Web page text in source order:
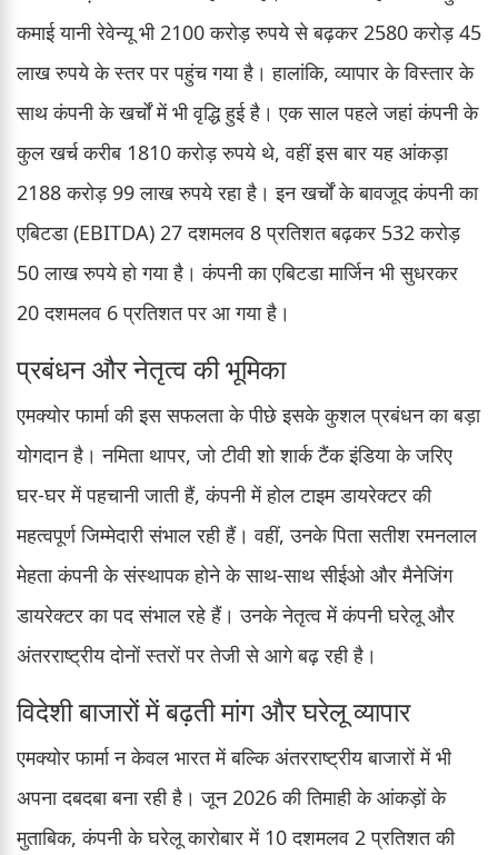
कमाई यानी रेवेन्यू भी 2100 करोड़ रुपये से बढ़कर 2580 करोड़ 45
लाख रुपये के स्तर पर पहुंच गया है। हालांकि, व्यापार के विस्तार के
साथ कंपनी के खर्चों में भी वृद्धि हुई है। एक साल पहले जहां कंपनी के
कुल खर्च करीब 1810 करोड़ रुपये थे, वहीं इस बार यह आंकड़ा
2188 करोड़ 99 लाख रुपये रहा है। इन खर्चों के बावजूद कंपनी का
एबिटडा (EBITDA) 27 दशमलव 8 प्रतिशत बढ़कर 532 करोड़
50 लाख रुपये हो गया है। कंपनी का एबिटडा मार्जिन भी सुधरकर
20 दशमलव 6 प्रतिशत पर आ गया है।
प्रबंधन और नेतृत्व की भूमिका
एमक्योर फार्मा की इस सफलता के पीछे इसके कुशल प्रबंधन का बड़ा
योगदान है। नमिता थापर, जो टीवी शो शार्क टैंक इंडिया के जरिए
घर-घर में पहचानी जाती हैं, कंपनी में होल टाइम डायरेक्टर की
महत्वपूर्ण जिम्मेदारी संभाल रही हैं। वहीं, उनके पिता सतीश रमनलाल
मेहता कंपनी के संस्थापक होने के साथ-साथ सीईओ और मैनेजिंग
डायरेक्टर का पद संभाल रहे हैं। उनके नेतृत्व में कंपनी घरेलू और
अंतरराष्ट्रीय दोनों स्तरों पर तेजी से आगे बढ़ रही है।
विदेशी बाजारों में बढ़ती मांग और घरेलू व्यापार
एमक्योर फार्मा न केवल भारत में बल्कि अंतरराष्ट्रीय बाजारों में भी
अपना दबदबा बना रही है। जून 2026 की तिमाही के आंकड़ों के
मुताबिक, कंपनी के घरेलू कारोबार में 10 दशमलव 2 प्रतिशत की